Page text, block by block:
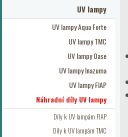
UV lampy
UV lampy Aqua Forte
UV lampy TMC
UV lampy Oase
UV lampy Inazuma
UV lampy FIAP
Náhradní díly UV lampy
Díly k UV lampám FIAP
Díly k UV lampám TMC